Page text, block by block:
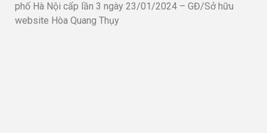
phố Hà Nội cấp lần 3 ngày 23/01/2024 – GĐ/Sở hữu
website Hòa Quang Thụy